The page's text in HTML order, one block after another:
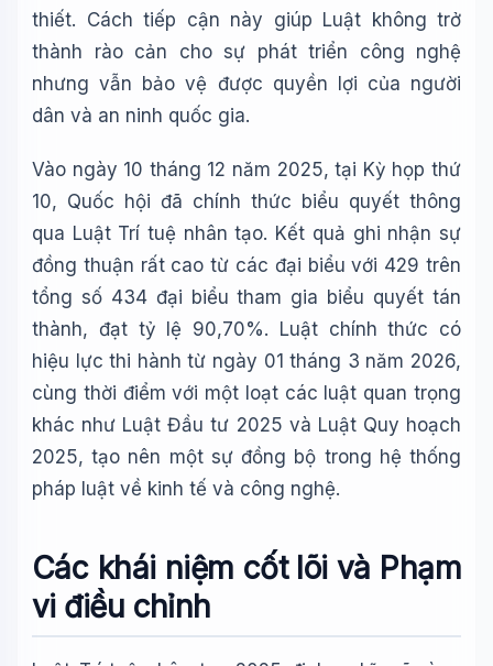
thiết. Cách tiếp cận này giúp Luật không trở
thành rào cản cho sự phát triển công nghệ
nhưng vẫn bảo vệ được quyền lợi của người
dân và an ninh quốc gia.
Vào ngày 10 tháng 12 năm 2025, tại Kỳ họp thứ
10, Quốc hội đã chính thức biểu quyết thông
qua Luật Trí tuệ nhân tạo. Kết quả ghi nhận sự
đồng thuận rất cao từ các đại biểu với 429 trên
tổng số 434 đại biểu tham gia biểu quyết tán
thành, đạt tỷ lệ 90,70%. Luật chính thức có
hiệu lực thi hành từ ngày 01 tháng 3 năm 2026,
cùng thời điểm với một loạt các luật quan trọng
khác như Luật Đầu tư 2025 và Luật Quy hoạch
2025, tạo nên một sự đồng bộ trong hệ thống
pháp luật về kinh tế và công nghệ.
Các khái niệm cốt lõi và Phạm
vi điều chỉnh